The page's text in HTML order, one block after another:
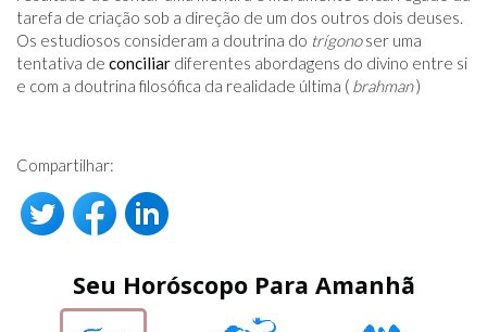
tarefa de criação sob a direção de um dos outros dois deuses.
Os estudiosos consideram a doutrina do trígonoser uma
tentativa de conciliar diferentes abordagens do divino entre si
e com a doutrina filosófica da realidade última ( brahman)
Compartilhar:
Seu Horóscopo Para Amanhã